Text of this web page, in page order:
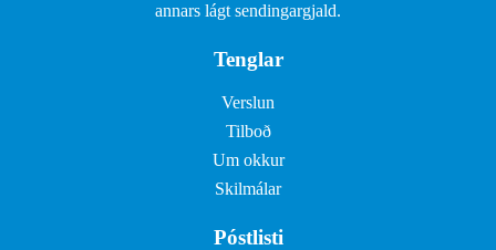
annars lágt sendingargjald.
Tenglar
Verslun
Tilboð
Um okkur
Skilmálar
Póstlisti